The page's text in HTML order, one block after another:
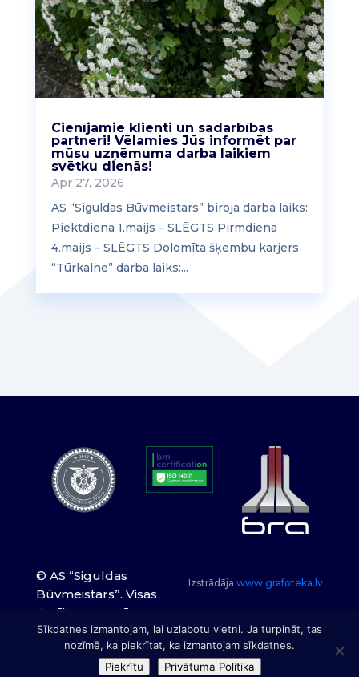
Cienījamie klienti un sadarbības
partneri! Vēlamies Jūs informēt par
mūsu uzņēmuma darba laikiem
svētku dienās!
Apr 27, 2026
AS “Siguldas Būvmeistars” biroja darba laiks:
Piektdiena 1.maijs – SLĒGTS Pirmdiena
4.maijs – SLĒGTS Dolomīta šķembu karjers
“Tūrkalne” darba laiks:...
© AS “Siguldas
Būvmeistars”. Visas
tiesības paturētas.
Izstrādājawww.grafoteka.lv
Sīkdatnes izmantojam, lai uzlabotu vietni. Ja turpināt, tas
nozīmē, ka piekrītat, ka izmantojam sīkdatnes.
Piekrītu
Privātuma Politika